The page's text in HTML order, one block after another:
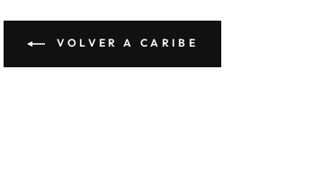
VOLVER A CARIBE